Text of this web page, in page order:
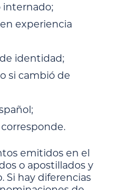
internado;
experiencia
identidad;
si cambió de
emitidos en el
o apostillados y
Si hay diferencias